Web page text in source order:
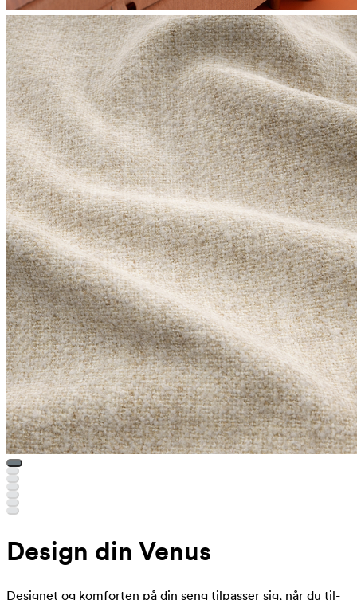
Design din Venus
Designet og komforten på din seng tilpasser sig, når du til-